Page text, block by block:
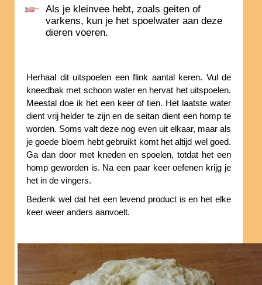
Als je kleinvee hebt, zoals geiten of
varkens, kun je het spoelwater aan deze
dieren voeren.
Herhaal dit uitspoelen een flink aantal keren. Vul de
kneedbak met schoon water en hervat het uitspoelen.
Meestal doe ik het een keer of tien. Het laatste water
dient vrij helder te zijn en de seitan dient een homp te
worden. Soms valt deze nog even uit elkaar, maar als
je goede bloem hebt gebruikt komt het altijd wel goed.
Ga dan door met kneden en spoelen, totdat het een
homp geworden is. Na een paar keer oefenen krijg je
het in de vingers.
Bedenk wel dat het een levend product is en het elke
keer weer anders aanvoelt.